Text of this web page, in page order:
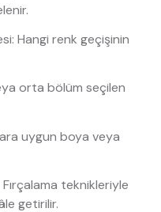
Hangi renk geçişinin
orta bölüm seçilen
uygun boya veya
teknikleriyle
getirilir.